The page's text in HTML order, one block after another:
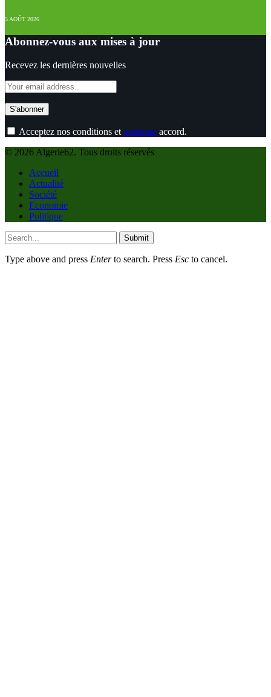
5 AOÛT 2026
Abonnez-vous aux mises à jour
Recevez les dernières nouvelles
Acceptez nos conditions et politique accord.
© 2026 Algerie62. Tous droits réservés
Accueil
Actualité
Société
Economie
Politique
Submit
Type above and press Enterto search. Press Esc to cancel.